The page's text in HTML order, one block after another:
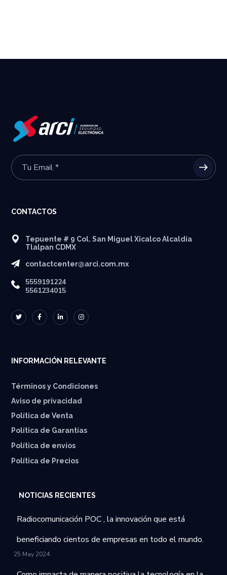
CONTACTOS
Tepuente # 9 Col. San Miguel Xicalco Alcaldía
Tlalpan CDMX
contactcenter@arci.com.mx
5559191224
5561234015
INFORMACIÓN RELEVANTE
Términos y Condiciones
Aviso de privacidad
Política de Venta
Política de Garantías
⁠Política de envíos
Política de Precios
NOTICIAS RECIENTES
Radiocomunicación POC , la innovación que está
beneficiando cientos de empresas en todo el mundo.
25 May 2024